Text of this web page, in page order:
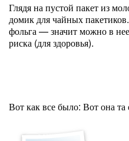
Глядя на пустой пакет из
домик для чайных
фольга — значит можно в нее
риска (для здоровья).
Вот как все было: Вот она та